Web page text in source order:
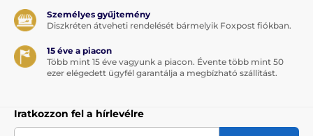
Személyes gyűjtemény
Diszkréten átveheti rendelését bármelyik Foxpost fiókban.
15 éve a piacon
Több mint 15 éve vagyunk a piacon. Évente több mint 50
ezer elégedett ügyfél garantálja a megbízható szállítást.
Iratkozzon fel a hírlevélre